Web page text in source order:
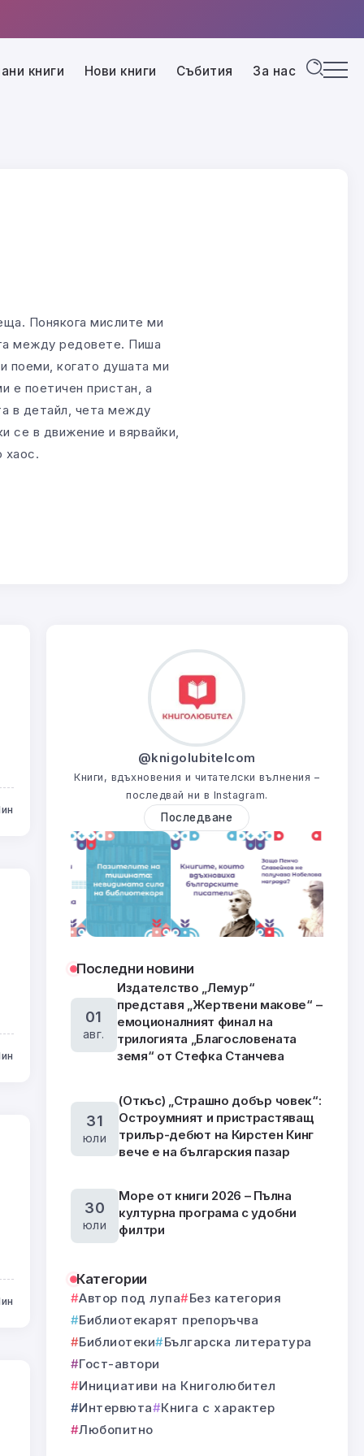
книги Нови книги Събития За нас
Понякога мислите ми
между редовете. Пиша
поеми, когато душата ми
е поетичен пристан, а
в детайл, чета между
се в движение и вярвайки,
хаос.
@knigolubitelcom
Книги, вдъхновения и читателски вълнения –
последвай ни в Instagram.
Последване
Последни новини
01
авг.
Издателство „Лемур“
представя „Жертвени макове“ –
емоционалният финал на
трилогията „Благословената
земя“ от Стефка Станчева
31
юли
(Откъс) „Страшно добър човек“:
Остроумният и пристрастяващ
трилър-дебют на Кирстен Кинг
вече е на българския пазар
30
юли
Море от книги 2026 – Пълна
културна програма с удобни
филтри
Категории
Автор под лупа
Без категория
Библиотекарят препоръчва
Библиотеки
Българска литература
Гост-автори
Инициативи на Книголюбител
Интервюта
Книга с характер
Любопитно